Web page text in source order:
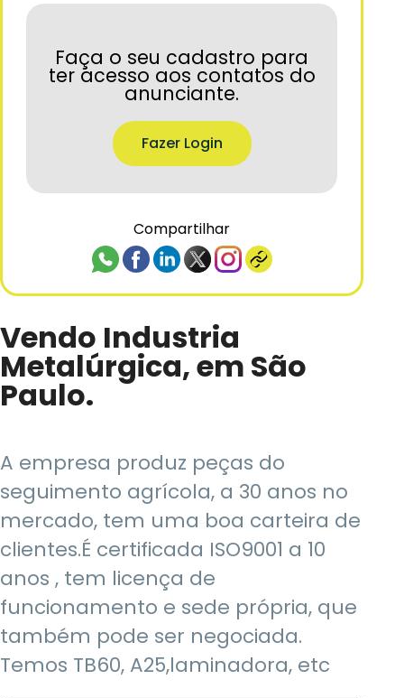
Faça o seu cadastro para
ter acesso aos contatos do
anunciante.
Fazer Login
Compartilhar
Vendo Industria
Metalúrgica, em São
Paulo.
A empresa produz peças do
seguimento agrícola, a 30 anos no
mercado, tem uma boa carteira de
clientes.É certificada ISO9001 a 10
anos , tem licença de
funcionamento e sede própria, que
também pode ser negociada.
Temos TB60, A25,laminadora, etc